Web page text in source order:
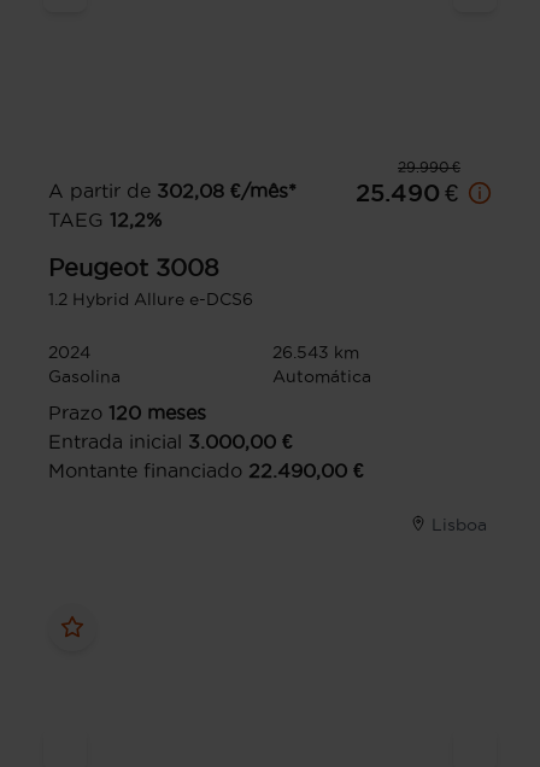
29.990 €
A partir de 302,08 €/mês*
TAEG 12,2%
25.490 €
Peugeot 3008
1.2 Hybrid Allure e-DCS6
2024
26.543 km
Gasolina
Automática
Prazo 120 meses
Entrada inicial 3.000,00 €
Montante financiado 22.490,00 €
Lisboa